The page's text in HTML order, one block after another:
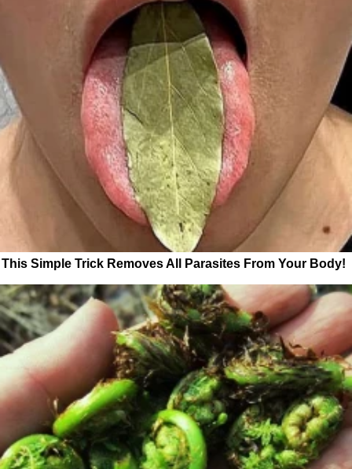
This Simple Trick Removes All Parasites From Your Body!